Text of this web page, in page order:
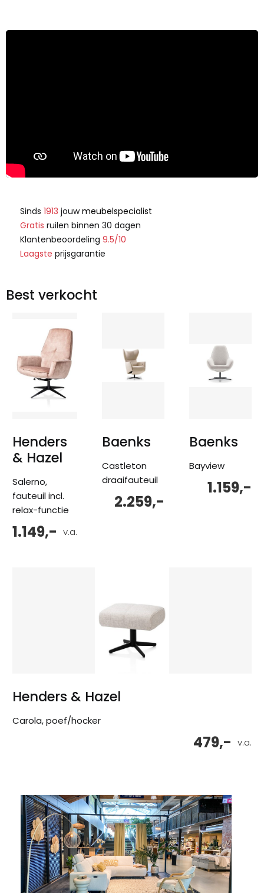
Sinds 1913 jouwmeubelspecialist
Gratis ruilen binnen 30 dagen
Klantenbeoordeling 9.5/10
Laagste prijsgarantie
Best verkocht
Henders
& Hazel
Salerno,
fauteuil incl.
relax-functie
v.a.
1.149,-
Baenks
Castleton
draaifauteuil
2.259,-
Baenks
Bayview
1.159,-
Henders & Hazel
Carola, poef/hocker
v.a.
479,-